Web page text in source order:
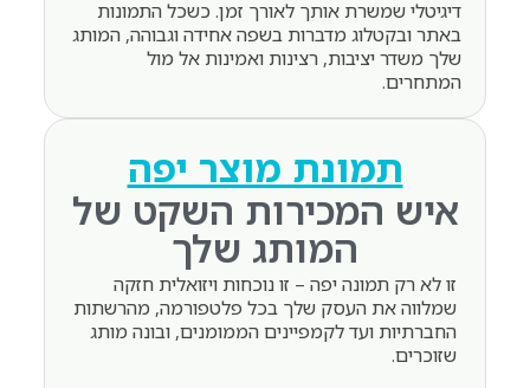
דיגיטלי שמשרת אותך לאורך זמן. כשכל התמונות
באתר ובקטלוג מדברות בשפה אחידה וגבוהה, המותג
שלך משדר יציבות, רצינות ואמינות אל מול
המתחרים.
תמונת מוצר יפה
איש המכירות השקט של
המותג שלך
זו לא רק תמונה יפה – זו נוכחות ויזואלית חזקה
שמלווה את העסק שלך בכל פלטפורמה, מהרשתות
החברתיות ועד לקמפיינים הממומנים, ובונה מותג
שזוכרים.